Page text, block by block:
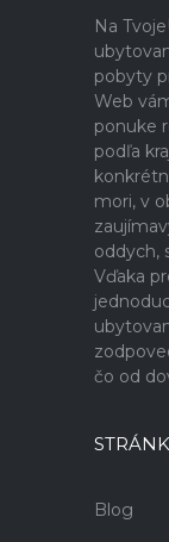
Na
pobyty
Web
ponuke
podľa
mori, v
oddych,
Vďaka
čo od
Blog